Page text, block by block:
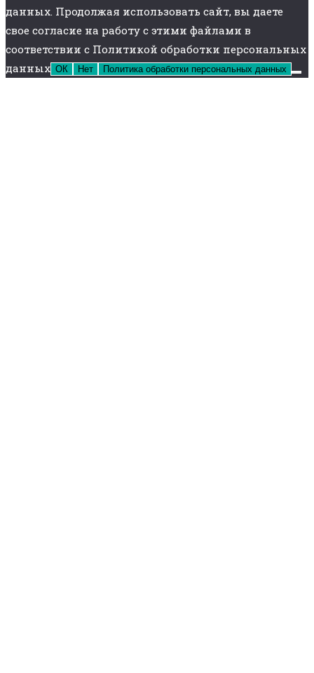
данных. Продолжая использовать сайт, вы даете
свое согласие на работу с этими файлами в
соответствии с Политикой обработки персональных
данных ОК Нет Политика обработки персональных данных